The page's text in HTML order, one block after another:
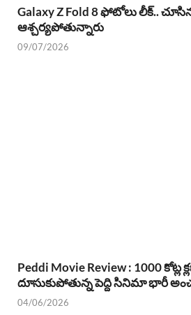
Galaxy Z Fold 8 ఫోటోలు లీక్..
ఆశ్చర్యపోతున్నారు
09/07/2026
Peddi Movie Review : 1000 కోట్ల
దూసుకుపోతున్న పెద్ది సినిమా భారీ
04/06/2026